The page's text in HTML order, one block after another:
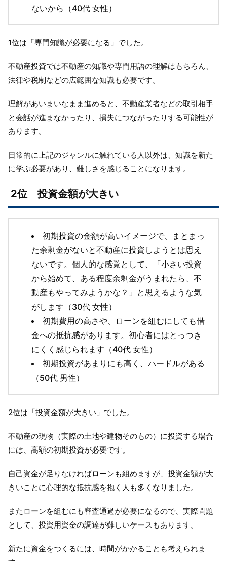
ないから（40代 女性）
1位は「専門知識が必要になる」でした。
不動産投資では不動産の知識や専門用語の理解はもちろん、
法律や税制などの広範囲な知識も必要です。
理解があいまいなまま進めると、不動産業者などの取引相手
と会話が進まなかったり、損失につながったりする可能性が
あります。
日常的に上記のジャンルに触れている人以外は、知識を新た
に学ぶ必要があり、難しさを感じることになります。
2位 投資金額が大きい
初期投資の金額が高いイメージで、まとまっ
た余剰金がないと不動産に投資しようとは思え
ないです。個人的な感覚として、「小さい投資
から始めて、ある程度余剰金がうまれたら、不
動産もやってみようかな？」と思えるような気
がします（30代 女性）
初期費用の高さや、ローンを組むにしても借
金への抵抗感があります。初心者にはとっつき
にくく感じられます（40代 女性）
初期投資があまりにも高く、ハードルがある
（50代 男性）
2位は「投資金額が大きい」でした。
不動産の現物（実際の土地や建物そのもの）に投資する場合
には、高額の初期投資が必要です。
自己資金が足りなければローンも組めますが、投資金額が大
きいことに心理的な抵抗感を抱く人も多くなりました。
またローンを組むにも審査通過が必要になるので、実際問題
として、投資用資金の調達が難しいケースもあります。
新たに資金をつくるには、時間がかかることも考えられま